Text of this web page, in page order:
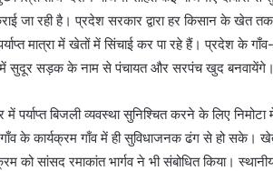
जा रही है। प्रदेश सरकार द्वारा हर किसान के खेत
मात्रा में खेतों में सिंचाई कर पा रहे हैं। प्रदेश के
सुदूर सड़क के नाम से पंचायत और सरपंच खुद बनवायेंगे।
में पर्याप्त बिजली व्यवस्था सुनिश्चित करने के लिए
के कार्यक्रम गाँव में ही सुविधाजनक ढंग से हो सके।
को सांसद रमाकांत भार्गव ने भी संबोधित किया।